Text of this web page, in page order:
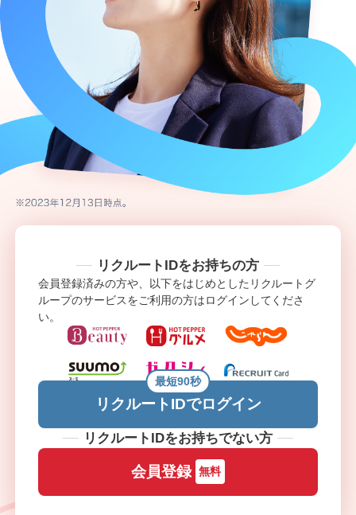
リクルートIDをお持ちの方
会員登録済みの方や、以下をはじめとしたリクルートグ
ループのサービスをご利用の方はログインしてくださ
い。
リクルートIDでログイン
最短90秒
リクルートIDをお持ちでない方
会員登録 無料